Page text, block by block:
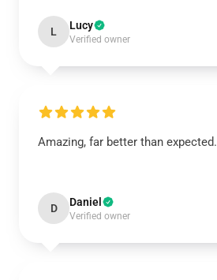
L Lucy
Verified owner
Amazing, far better than expected.
D Daniel
Verified owner